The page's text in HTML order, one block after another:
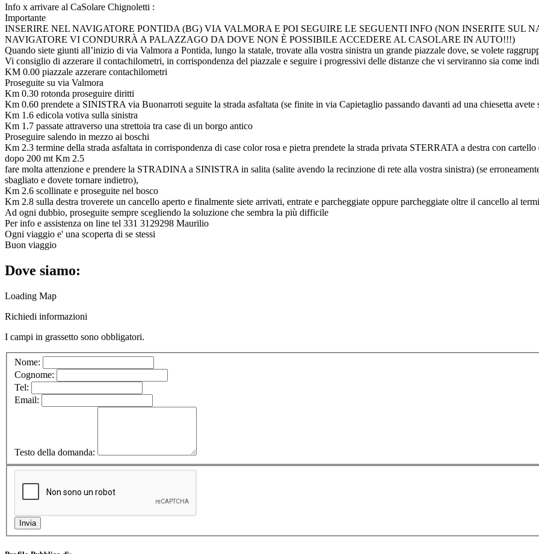
Info x arrivare al CaSolare Chignoletti :
Importante
INSERIRE NEL NAVIGATORE PONTIDA (BG) VIA VALMORA E POI SEGUIRE LE SEGUENTI INFO (NON INSERITE SUL
NAVIGATORE VI CONDURRÀ A PALAZZAGO DA DOVE NON È POSSIBILE ACCEDERE AL CASOLARE IN AUTO!!!)
Quando siete giunti all’inizio di via Valmora a Pontida, lungo la statale, trovate alla vostra sinistra un grande piazzale dove, se volete
Vi consiglio di azzerare il contachilometri, in corrispondenza del piazzale e seguire i progressivi delle distanze che vi serviranno sia come
KM 0.00 piazzale azzerare contachilometri
Proseguite su via Valmora
Km 0.30 rotonda proseguire diritti
Km 0.60 prendete a SINISTRA via Buonarroti seguite la strada asfaltata (se finite in via Capietaglio passando davanti ad una chiesetta
Km 1.6 edicola votiva sulla sinistra
Km 1.7 passate attraverso una strettoia tra case di un borgo antico
Proseguire salendo in mezzo ai boschi
Km 2.3 termine della strada asfaltata in corrispondenza di case color rosa e pietra prendete la strada privata STERRATA a destra con
dopo 200 mt Km 2.5
fare molta attenzione e prendere la STRADINA a SINISTRA in salita (salite avendo la recinzione di rete alla vostra sinistra) (se
sbagliato e dovete tornare indietro),
Km 2.6 scollinate e proseguite nel bosco
Km 2.8 sulla destra troverete un cancello aperto e finalmente siete arrivati, entrate e parcheggiate oppure parcheggiate oltre il cancello al
Ad ogni dubbio, proseguite sempre scegliendo la soluzione che sembra la più difficile
Per info e assistenza on line tel 331 3129298 Maurilio
Ogni viaggio e' una scoperta di se stessi
Buon viaggio
Dove siamo:
Loading Map
Richiedi informazioni
I campi in grassetto sono obbligatori.
Nome:
Cognome:
Tel:
Email:
Testo della domanda: